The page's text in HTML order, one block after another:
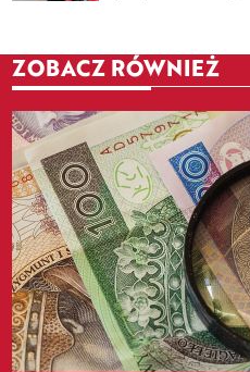
ZOBACZ RÓWNIEŻ